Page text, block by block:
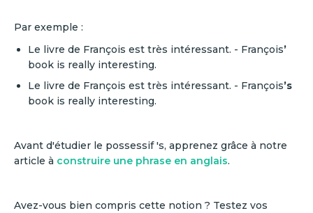
‍Par exemple :
Le livre de François est très intéressant. - François’
book is really interesting.
Le livre de François est très intéressant. - François’s
book is really interesting.
Avant d'étudier le possessif 's, apprenez grâce à notre
article à construire une phrase en anglais.
Avez-vous bien compris cette notion ? Testez vos